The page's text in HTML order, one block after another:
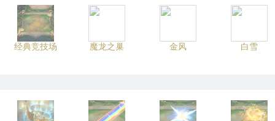
经典竞技场 魔龙之巢 金风 白雪